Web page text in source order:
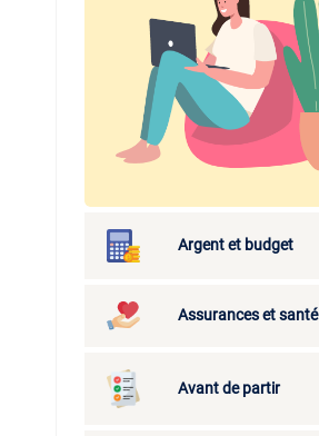
Argent et budget
Assurances et santé
Avant de partir